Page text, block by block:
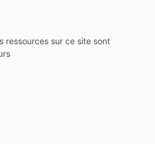
ressources sur ce site sont